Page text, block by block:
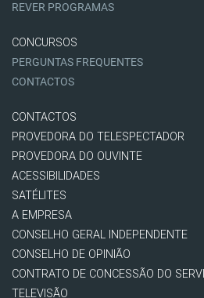
REVER PROGRAMAS
CONCURSOS
PERGUNTAS FREQUENTES
CONTACTOS
CONTACTOS
PROVEDORA DO TELESPECTADOR
PROVEDORA DO OUVINTE
ACESSIBILIDADES
SATÉLITES
A EMPRESA
CONSELHO GERAL INDEPENDENTE
CONSELHO DE OPINIÃO
CONTRATO DE CONCESSÃO DO
TELEVISÃO